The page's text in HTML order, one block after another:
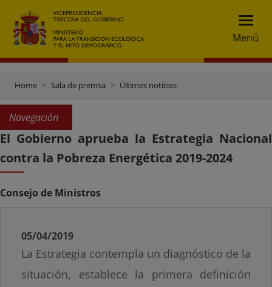
Menú
Home Sala de premsa Últimes notícies
Navegación
El Gobierno aprueba la Estrategia Nacional
contra la Pobreza Energética 2019-2024
Consejo de Ministros
05/04/2019
La Estrategia contempla un diagnóstico de la
situación, establece la primera definición